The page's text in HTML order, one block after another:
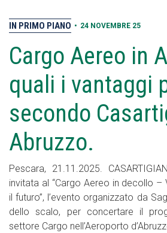
IN PRIMO PIANO • 24 NOVEMBRE 25
Cargo Aereo in
quali i vantaggi
secondo
Abruzzo.
Pescara, 21.11.2025.
invitata al “Cargo Aereo in decollo –
il futuro”, l’evento organizzato da
dello scalo, per concertare il
settore Cargo nell’Aeroporto